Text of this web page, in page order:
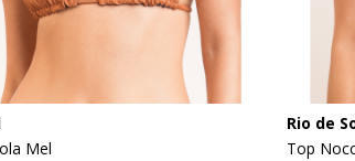
Mel
Rio de
Top